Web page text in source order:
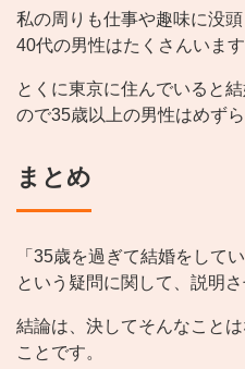
私の周りも仕事や趣味に没
40代の男性はたくさんいます
とくに東京に住んでいると
ので35歳以上の男性はめず
まとめ
「35歳を過ぎて結婚をして
という疑問に関して、説明
結論は、決してそんなこと
ことです。